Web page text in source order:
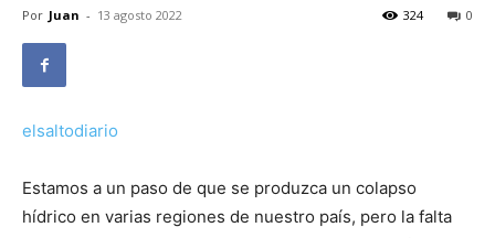
Por Juan - 13 agosto 2022 0
324
elsaltodiario
Estamos a un paso de que se produzca un colapso
hídrico en varias regiones de nuestro país, pero la falta